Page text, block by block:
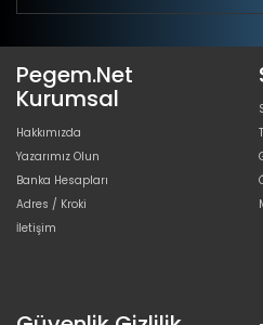
Pegem.Net
Kurumsal
Hakkımızda
Yazarımız Olun
Banka Hesapları
Adres / Kroki
İletişim